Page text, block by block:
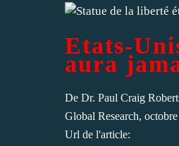
Etats-
aura
De Dr. Paul Craig
Global Research,
Url de l'article: